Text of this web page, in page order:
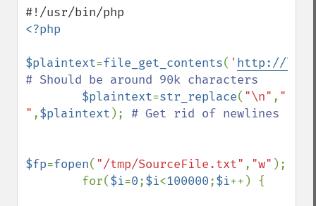
<?php
$plaintext=file_get_contents( ' http://
# Should be around 90k characters
$plaintext=str_replace( "\n" , "
" ,$plaintext ); # Get rid of newlines
$fp=fopen( "/tmp/SourceFile.txt" , "w" );
        for(
$i=0;$i<100000;$i++) {